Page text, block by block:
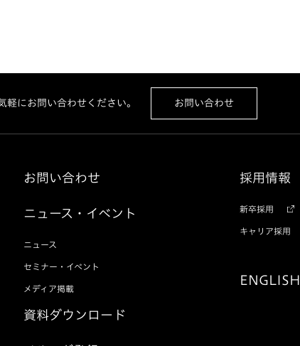
にお問い合わせください。 お問い合わせ
お問い合わせ
ニュース・イベント
ニュース
セミナー・イベント
メディア掲載
資料ダウンロード
採用情報
新卒採用
キャリア採用
ENGLISH